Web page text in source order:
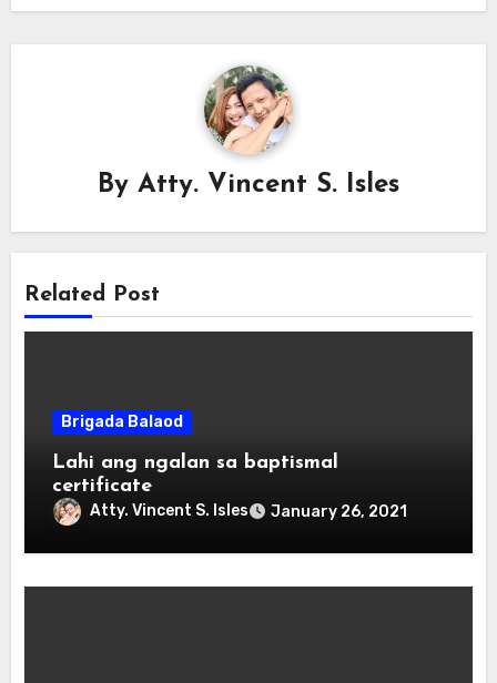
By Atty. Vincent S. Isles
Related Post
Brigada Balaod
Lahi ang ngalan sa baptismal
certificate
Atty. Vincent S. Isles January 26, 2021